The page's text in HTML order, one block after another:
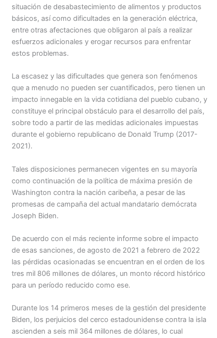
situación de desabastecimiento de alimentos y productos
básicos, así como dificultades en la generación eléctrica,
entre otras afectaciones que obligaron al país a realizar
esfuerzos adicionales y erogar recursos para enfrentar
estos problemas.
La escasez y las dificultades que genera son fenómenos
que a menudo no pueden ser cuantificados, pero tienen un
impacto innegable en la vida cotidiana del pueblo cubano, y
constituye el principal obstáculo para el desarrollo del país,
sobre todo a partir de las medidas adicionales impuestas
durante el gobierno republicano de Donald Trump (2017-
2021).
Tales disposiciones permanecen vigentes en su mayoría
como continuación de la política de máxima presión de
Washington contra la nación caribeña, a pesar de las
promesas de campaña del actual mandatario demócrata
Joseph Biden.
De acuerdo con el más reciente informe sobre el impacto
de esas sanciones, de agosto de 2021 a febrero de 2022
las pérdidas ocasionadas se encuentran en el orden de los
tres mil 806 millones de dólares, un monto récord histórico
para un período reducido como ese.
Durante los 14 primeros meses de la gestión del presidente
Biden, los perjuicios del cerco estadounidense contra la isla
ascienden a seis mil 364 millones de dólares, lo cual